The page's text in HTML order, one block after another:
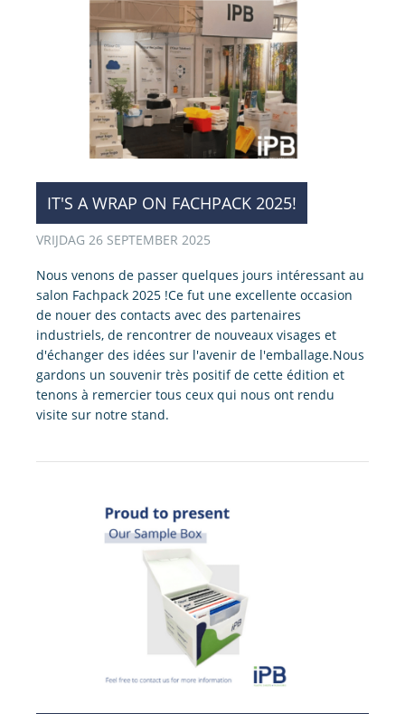
IT'S A WRAP ON FACHPACK 2025!
VRIJDAG 26 SEPTEMBER 2025
Nous venons de passer quelques jours intéressant au
salon Fachpack 2025 !Ce fut une excellente occasion
de nouer des contacts avec des partenaires
industriels, de rencontrer de nouveaux visages et
d'échanger des idées sur l'avenir de l'emballage.Nous
gardons un souvenir très positif de cette édition et
tenons à remercier tous ceux qui nous ont rendu
visite sur notre stand.